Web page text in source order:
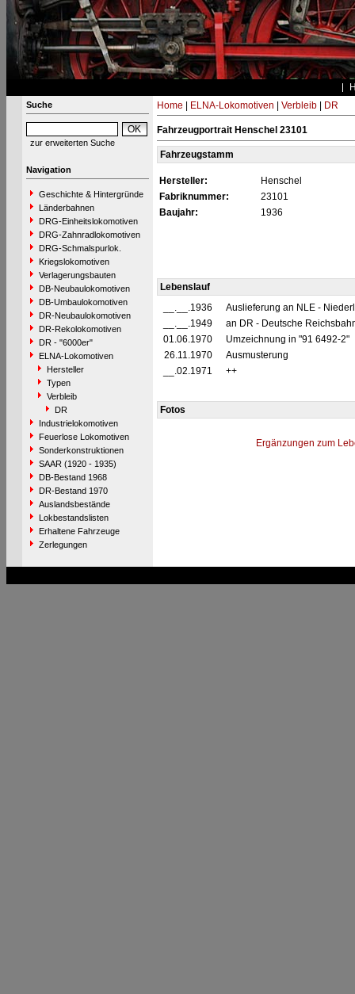
Suche
zur erweiterten Suche
Navigation
Geschichte & Hintergründe
Länderbahnen
DRG-Einheitslokomotiven
DRG-Zahnradlokomotiven
DRG-Schmalspurlok.
Kriegslokomotiven
Verlagerungsbauten
DB-Neubaulokomotiven
DB-Umbaulokomotiven
DR-Neubaulokomotiven
DR-Rekolokomotiven
DR - "6000er"
ELNA-Lokomotiven
Hersteller
Typen
Verbleib
DR
Industrielokomotiven
Feuerlose Lokomotiven
Sonderkonstruktionen
SAAR (1920 - 1935)
DB-Bestand 1968
DR-Bestand 1970
Auslandsbestände
Lokbestandslisten
Erhaltene Fahrzeuge
Zerlegungen
Home ELNA-Lokomotiven Verbleib| DR
Fahrzeugportrait Henschel 23101
Fahrzeugstamm
Hersteller:
Henschel
Fabriknummer:
23101
Baujahr:
1936
Lebenslauf
__.__.1936
Auslieferung an NLE -
__.__.1949
an DR - Deutsche
01.06.1970
Umzeichnung in "91 6492-2"
26.11.1970
Ausmusterung
__.02.1971
++
Fotos
Ergänzungen zum